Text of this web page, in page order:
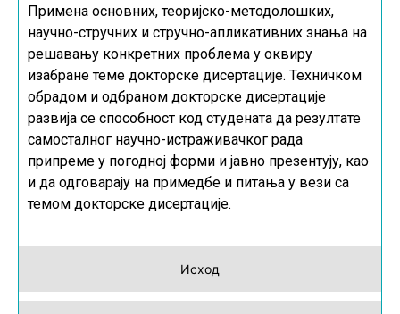
Исход
Примена основних, теоријско-методолошких,
научно-стручних и стручно-апликативних знања на
решавању конкретних проблема у оквиру
изабране теме докторске дисертације. Техничком
обрадом и одбраном докторске дисертације
развија се способност код студената да резултате
самосталног научно-истраживачког рада
припреме у погодној форми и јавно презентују, као
и да одговарају на примедбе и питања у вези са
темом докторске дисертације.